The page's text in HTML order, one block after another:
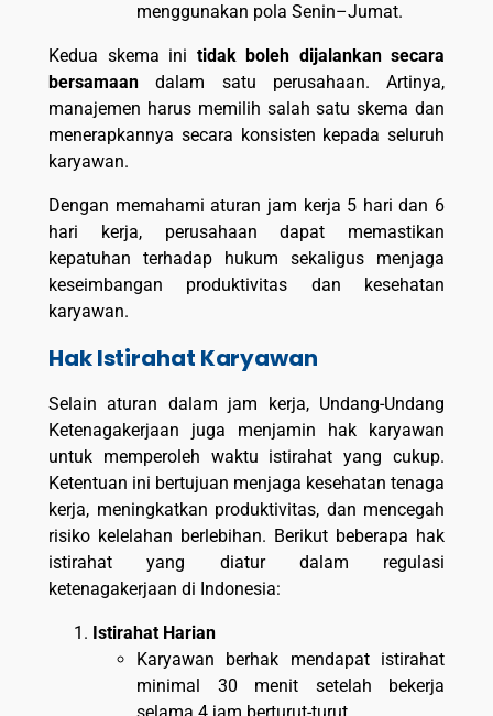
menggunakan pola Senin–Jumat.
Kedua skema ini tidak boleh dijalankan secara
bersamaan dalam satu perusahaan. Artinya,
manajemen harus memilih salah satu skema dan
menerapkannya secara konsisten kepada seluruh
karyawan.
Dengan memahami aturan jam kerja 5 hari dan 6
hari kerja, perusahaan dapat memastikan
kepatuhan terhadap hukum sekaligus menjaga
keseimbangan produktivitas dan kesehatan
karyawan.
Hak Istirahat Karyawan
Selain aturan dalam jam kerja, Undang-Undang
Ketenagakerjaan juga menjamin hak karyawan
untuk memperoleh waktu istirahat yang cukup.
Ketentuan ini bertujuan menjaga kesehatan tenaga
kerja, meningkatkan produktivitas, dan mencegah
risiko kelelahan berlebihan. Berikut beberapa hak
istirahat yang diatur dalam regulasi
ketenagakerjaan di Indonesia:
Istirahat Harian
Karyawan berhak mendapat istirahat
minimal 30 menit setelah bekerja
selama 4 jam berturut-turut.